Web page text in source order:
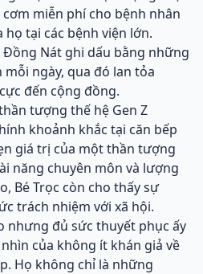
miễn phí cho bệnh nhân
tại các bệnh viện lớn.
Nát ghi dấu bằng những
ngày, qua đó lan tỏa
đến cộng đồng.
tượng thế hệ Gen Z
khoảnh khắc tại căn bếp
giá trị của một thần tượng
năng chuyên môn và lượng
Bé Trọc còn cho thấy sự
trách nhiệm với xã hội.
nhưng đủ sức thuyết phục ấy
của không ít khán giả về
Họ không chỉ là những